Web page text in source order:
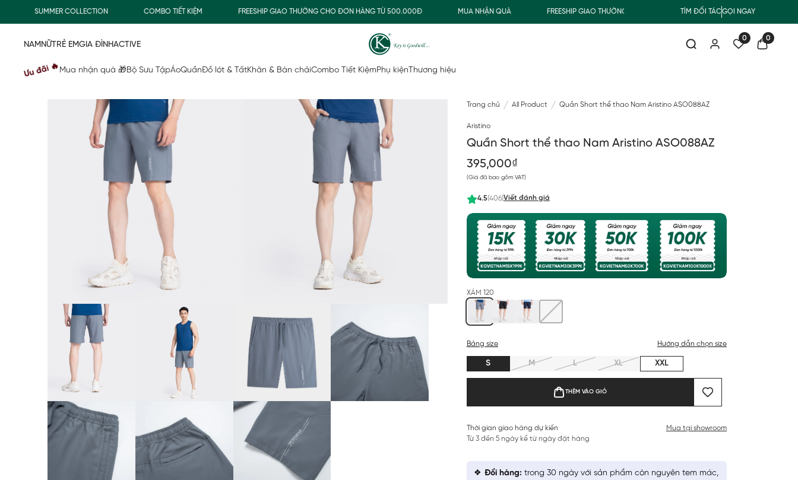
SUMMER COLLECTION COMBO TIẾT KIỆM FREESHIP GIAO THƯỜNG CHO ĐƠN HÀNG TỪ 500.000Đ MUA NHẬN QUÀ FREESHIP GIAO THƯỜNG CHO ĐƠN HÀNG TỪ 500.000Đ SUMMER
TÌM ĐỐI TÁCGỌI NGAY
0 0
NAMNỮTRẺ EMGIA ĐÌNHACTIVE
Ưu đãi 🔥 Mua nhận quà 🎁Bộ Sưu TậpÁoQuầnĐồ lót & TấtKhăn & Bàn chảiCombo Tiết KiệmPhụ kiện Thương hiệu
Trang chủ All Product Quần Short thể thao Nam Aristino ASO088AZ
Aristino
Quần Short thể thao Nam Aristino ASO088AZ
395,000₫
(Giá đã bao gồm VAT)
4.5(406)Viết đánh giá
XÁM 120
Bảng size Hướng dẫn chọn size
S M L XL XXL
THÊM VÀO GIỎ
Thời gian giao hàng dự kiến
Từ 3 đến 5 ngày kể từ ngày đặt hàng
Mua tại showroom
Đổi hàng: trong 30 ngày với sản phẩm còn nguyên tem mác,